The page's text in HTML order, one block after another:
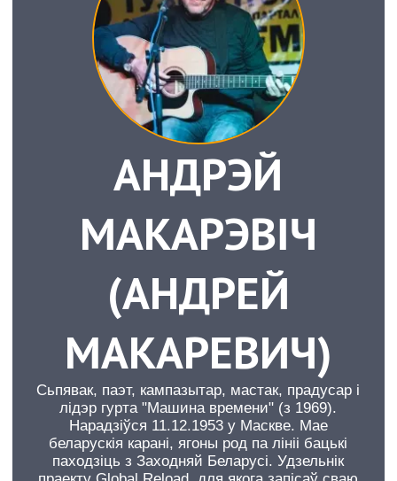
АНДРЭЙ
МАКАРЭВІЧ
(АНДРЕЙ
МАКАРЕВИЧ)
Сьпявак, паэт, кампазытар, мастак, прадусар і
лідэр гурта "Машина времени" (з 1969).
Нарадзіўся 11.12.1953 у Маскве. Мае
беларускія карані, ягоны род па лініі бацькі
паходзіць з Заходняй Беларусі. Удзельнік